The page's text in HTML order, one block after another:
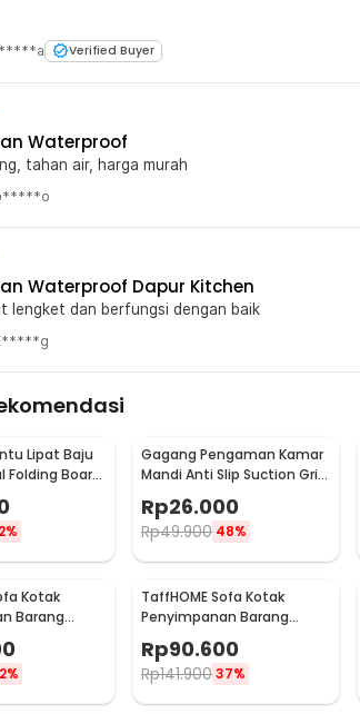
Verified Buyer
Waterproof
tahan air, harga murah
Waterproof Dapur Kitchen
lengket dan berfungsi dengan baik
Lipat Baju
Folding Board
- 002
Gagang Pengaman Kamar
Mandi Anti Slip Suction Grip
Handle Safety - SG-188
Rp26.000
Rp49.900 48%
Kotak
Barang
Box
L170
TaffHOME Sofa Kotak
Penyimpanan Barang
Foldable Storage Box
48x30x30cm - L170
Rp90.600
Rp141.90037%